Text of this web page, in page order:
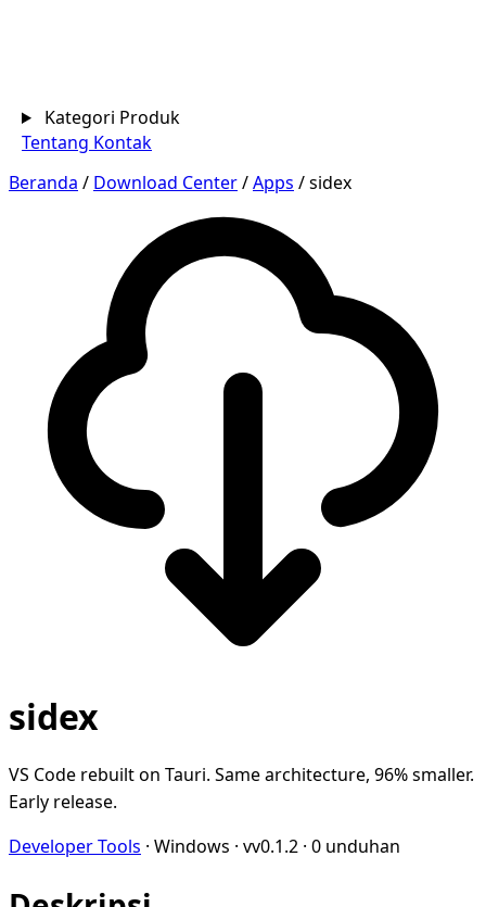
Kategori Produk
Tentang Kontak
Beranda / Download Center/Apps /sidex
sidex
VS Code rebuilt on Tauri. Same architecture, 96% smaller.
Early release.
Developer Tools · Windows · vv0.1.2 · 0 unduhan